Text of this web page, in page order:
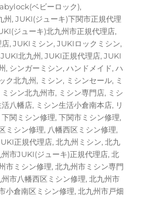
ー
ベビーロック),
州 ,JUKI(ジューキ)下関市正規代理
ジューキ)北九州市正規代理店,
店,JUKIミシン,JUKIロックミシン,
JUKI北九州 ,JUKI正規代理店,JUKI
, シンガーミシン,ハンドメイド,ハ
ク北九州 , ミシン, ミシンセール, ミ
ミシン北九州市, ミシン専門店, ミシ
活八幡店, ミシン生活小倉南本店, リ
下関ミシン修理,下関市ミシン修理,
ミシン修理, 八幡西区ミシン修理,
正規代理店,北九州ミシン,北九
州市JUKI(ジューキ)正規代理店,北
市ミシン修理,北九州市ミシン専門
州市八幡西区ミシン修理,北九州市
小倉南区ミシン修理,北九州市戸畑